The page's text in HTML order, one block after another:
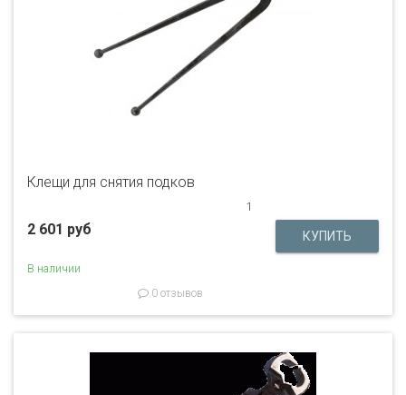
Клещи для снятия подков
1
2 601 руб
В наличии
0 отзывов